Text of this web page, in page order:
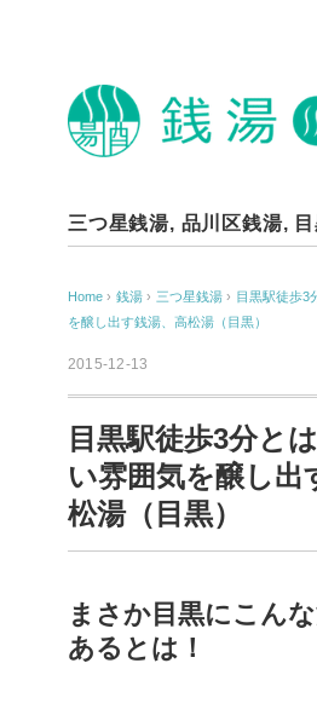
三つ星銭湯, 品川区銭湯,
Home › 銭湯 › 三つ星銭湯 › 目黒駅徒歩3
を醸し出す銭湯、高松湯（目黒）
2015-12-13
目黒駅徒歩3分と
い雰囲気を醸し出
松湯（目黒）
まさか目黒にこん
あるとは！